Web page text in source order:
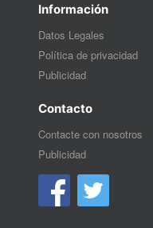
Información
Datos Legales
Política de privacidad
Publicidad
Contacto
Contacte con nosotros
Publicidad